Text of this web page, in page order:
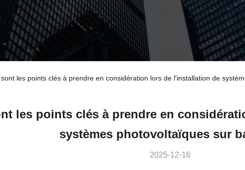
les points clés à prendre en considération lors de l'installation de
les points clés à prendre en
systèmes photovoltaïques sur
2025-12-16